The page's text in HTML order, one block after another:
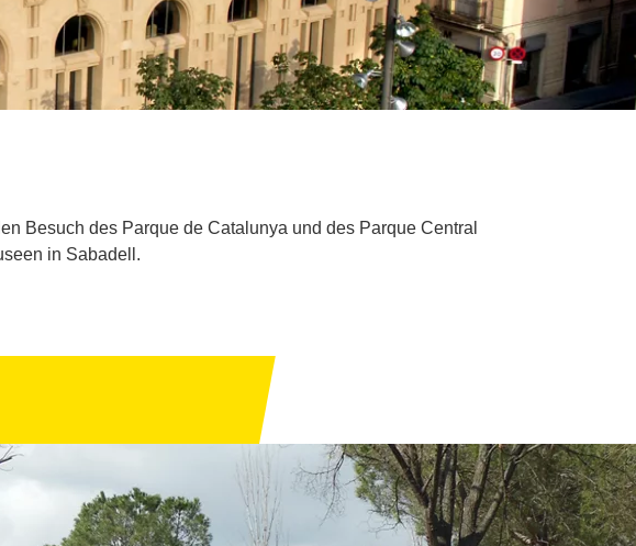
Besuch des Parque de Catalunya und des Parque Central
in Sabadell.